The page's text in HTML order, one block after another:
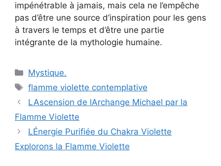
impénétrable à jamais, mais cela ne l’empêche
pas d’être une source d’inspiration pour les gens
à travers le temps et d’être une partie
intégrante de la mythologie humaine.
Catégories
Mystique.
Étiquettes
flamme violette contemplative
LAscension de lArchange Michael par la
Flamme Violette
LÉnergie Purifiée du Chakra Violette
Explorons la Flamme Violette